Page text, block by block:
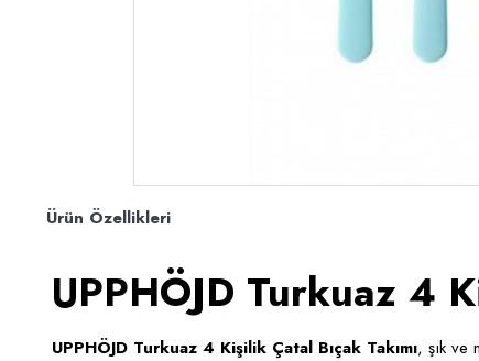
Ürün Özellikleri
UPPHÖJD Turkuaz 4
UPPHÖJD Turkuaz 4 Kişilik Çatal Bıçak Takımı, şık ve